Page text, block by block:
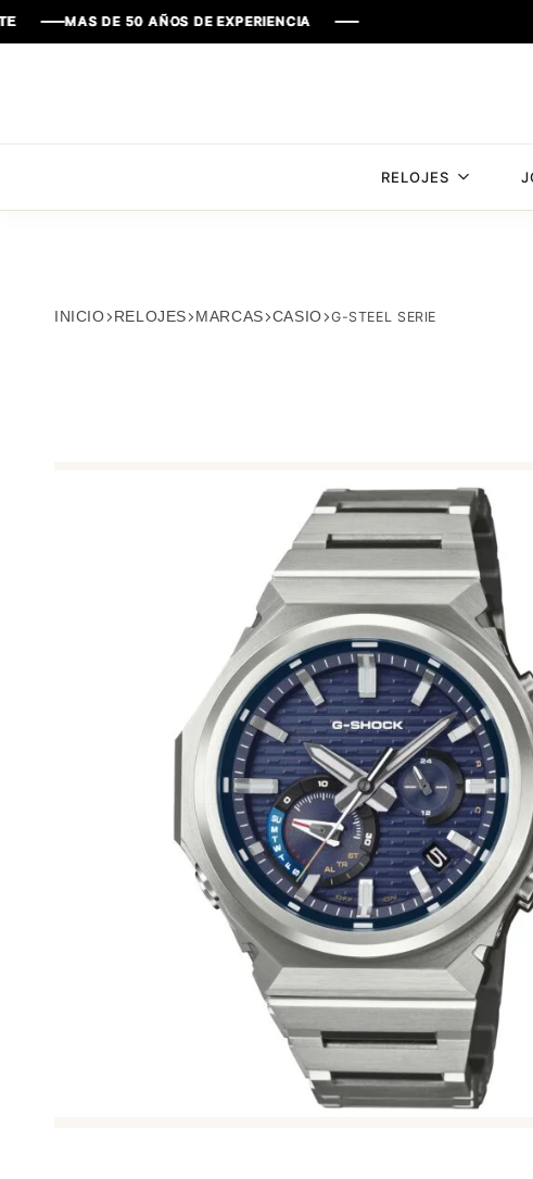
DE 50 AÑOS DE EXPERIENCIA
DE 50 AÑOS DE EXPERIENCIA
DE 50 AÑOS DE EXPERIENCIA
DE 50 AÑOS DE EXPERIENCIA
RELOJES
INICIO RELOJES MARCAS CASIO G-STEEL SERIE